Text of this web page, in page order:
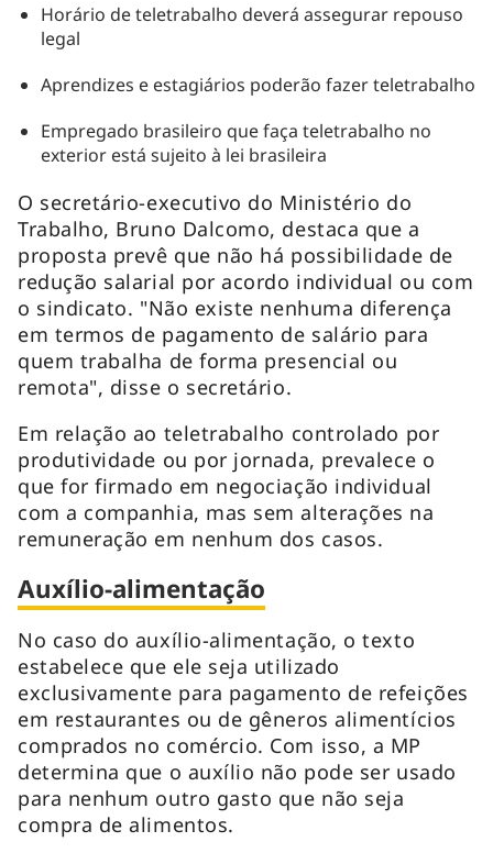
Horário de teletrabalho deverá assegurar repouso
legal
Aprendizes e estagiários poderão fazer teletrabalho
Empregado brasileiro que faça teletrabalho no
exterior está sujeito à lei brasileira
O secretário-executivo do Ministério do
Trabalho, Bruno Dalcomo, destaca que a
proposta prevê que não há possibilidade de
redução salarial por acordo individual ou com
o sindicato. "Não existe nenhuma diferença
em termos de pagamento de salário para
quem trabalha de forma presencial ou
remota", disse o secretário.
Em relação ao teletrabalho controlado por
produtividade ou por jornada, prevalece o
que for firmado em negociação individual
com a companhia, mas sem alterações na
remuneração em nenhum dos casos.
Auxílio-alimentação
No caso do auxílio-alimentação, o texto
estabelece que ele seja utilizado
exclusivamente para pagamento de refeições
em restaurantes ou de gêneros alimentícios
comprados no comércio. Com isso, a MP
determina que o auxílio não pode ser usado
para nenhum outro gasto que não seja
compra de alimentos.